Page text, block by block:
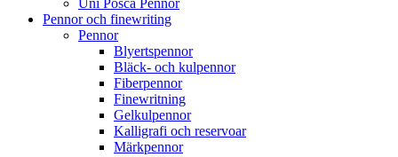
Uni Posca Pennor
Pennor och finewriting
Pennor
Blyertspennor
Bläck- och kulpennor
Fiberpennor
Finewritning
Gelkulpennor
Kalligrafi och reservoar
Märkpennor